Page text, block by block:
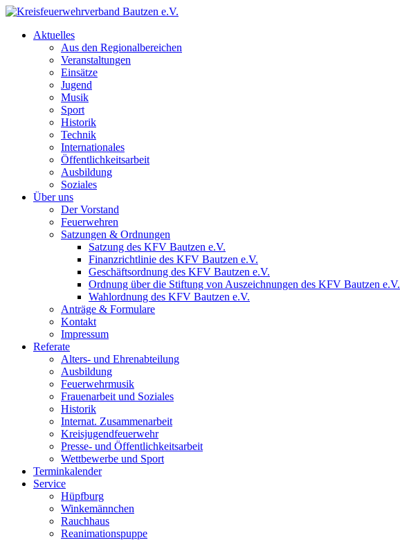
Aktuelles
Aus den Regionalbereichen
Veranstaltungen
Einsätze
Jugend
Musik
Sport
Historik
Technik
Internationales
Öffentlichkeitsarbeit
Ausbildung
Soziales
Über uns
Der Vorstand
Feuerwehren
Satzungen & Ordnungen
Satzung des KFV Bautzen e.V.
Finanzrichtlinie des KFV Bautzen e.V.
Geschäftsordnung des KFV Bautzen e.V.
Ordnung über die Stiftung von Auszeichnungen des KFV Bautzen e.V.
Wahlordnung des KFV Bautzen e.V.
Anträge & Formulare
Kontakt
Impressum
Referate
Alters- und Ehrenabteilung
Ausbildung
Feuerwehrmusik
Frauenarbeit und Soziales
Historik
Internat. Zusammenarbeit
Kreisjugendfeuerwehr
Presse- und Öffentlichkeitsarbeit
Wettbewerbe und Sport
Terminkalender
Service
Hüpfburg
Winkemännchen
Rauchhaus
Reanimationspuppe